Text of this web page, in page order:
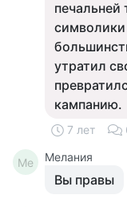
печальней
утратил
кампанию.
7 лет
Ме Мелания
Вы правы